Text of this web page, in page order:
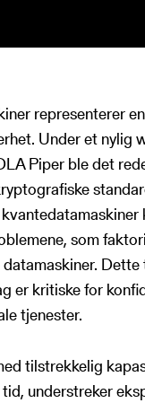
representerer
Under et nylig
Piper ble det
som
Dette
er kritiske for
tjenester.
tilstrekkelig
understreker